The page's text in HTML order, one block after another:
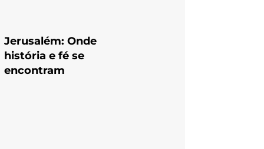
Jerusalém: Onde
história e fé se
encontram